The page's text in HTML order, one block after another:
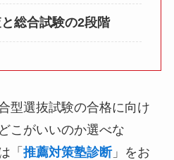
総合試験の2段階
型選抜試験の合格に向け
こがいいのか選べな
「 推薦対策塾診断」をお